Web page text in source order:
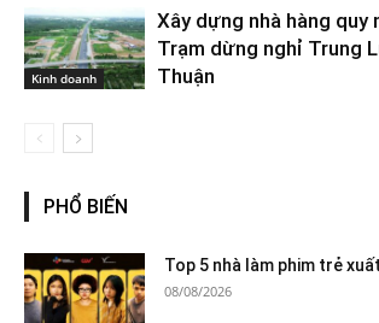
Kinh doanh
Xây dựng nhà hàng quy
Trạm dừng nghỉ Trung
Thuận
PHỔ BIẾN
Top 5 nhà làm phim trẻ
08/08/2026